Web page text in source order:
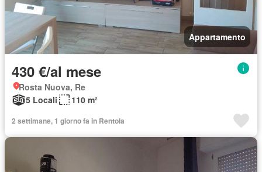
Appartamento
430 €/al mese
Rosta Nuova, Re
5 Locali
110 m²
2 settimane, 1 giorno fa in Rentola